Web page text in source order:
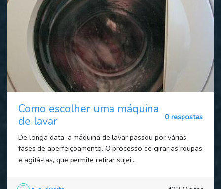
Como escolher uma máquina
de lavar
0 respostas
De longa data, a máquina de lavar passou por várias
fases de aperfeiçoamento. O processo de girar as roupas
e agitá-las, que permite retirar sujei...